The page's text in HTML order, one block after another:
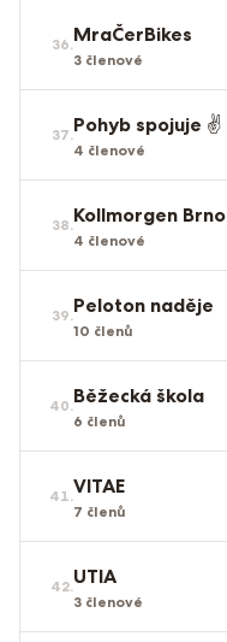
36.MraČerBikes
3 členové
37.Pohyb spojuje ✌️
4 členové
38.Kollmorgen Brno
4 členové
39.Peloton naděje
10 členů
40.Běžecká škola
6 členů
41.VITAE
7 členů
42.UTIA
3 členové